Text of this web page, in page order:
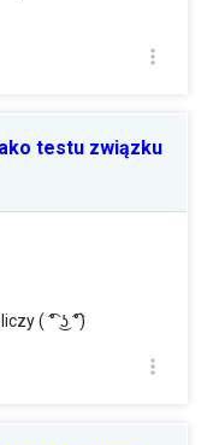
testu związku
( ͡° ͜ʖ ͡°)